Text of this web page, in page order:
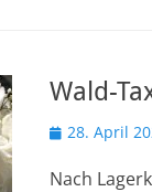
Wald-
Veröffentlicht
28. April
Nach